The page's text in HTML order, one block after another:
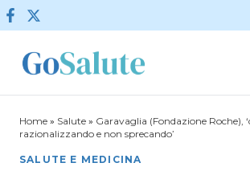
Vai al contenuto
Home » Salute » Garavaglia (Fondazione Roche),
razionalizzando e non sprecando’
SALUTE E MEDICINA